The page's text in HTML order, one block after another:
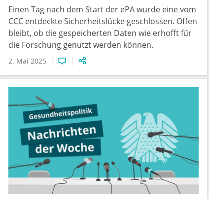
Einen Tag nach dem Start der ePA wurde eine vom
CCC entdeckte Sicherheitslücke geschlossen. Offen
bleibt, ob die gespeicherten Daten wie erhofft für
die Forschung genutzt werden können.
2. Mai 2025